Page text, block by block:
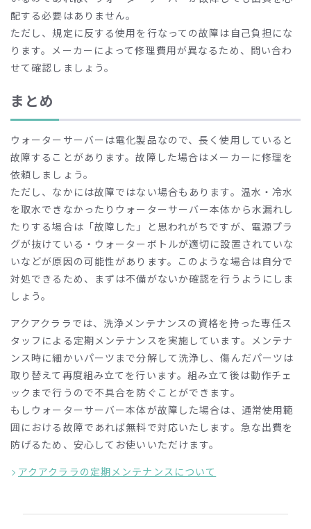
配する必要はありません。
ただし、規定に反する使用を行なっての故障は自己負担にな
ります。メーカーによって修理費用が異なるため、問い合わ
せて確認しましょう。
まとめ
ウォーターサーバーは電化製品なので、長く使用していると
故障することがあります。故障した場合はメーカーに修理を
依頼しましょう。
ただし、なかには故障ではない場合もあります。温水・冷水
を取水できなかったりウォーターサーバー本体から水漏れし
たりする場合は「故障した」と思われがちですが、電源プラ
グが抜けている・ウォーターボトルが適切に設置されていな
いなどが原因の可能性があります。このような場合は自分で
対処できるため、まずは不備がないか確認を行うようにしま
しょう。
アクアクララでは、洗浄メンテナンスの資格を持った専任ス
タッフによる定期メンテナンスを実施しています。メンテナ
ンス時に細かいパーツまで分解して洗浄し、傷んだパーツは
取り替えて再度組み立てを行います。組み立て後は動作チェ
ックまで行うので不具合を防ぐことができます。
もしウォーターサーバー本体が故障した場合は、通常使用範
囲における故障であれば無料で対応いたします。急な出費を
防げるため、安心してお使いいただけます。
アクアクララの定期メンテナンスについて